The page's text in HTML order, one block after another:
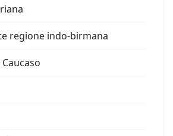
regione indo-birmana